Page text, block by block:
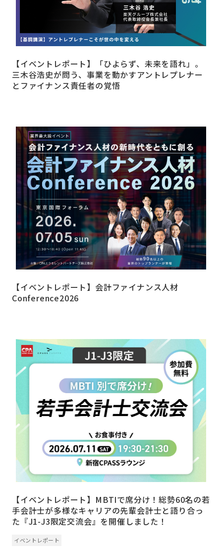
【イベントレポート】「ひよらず、未来を語れ」。
三木谷浩史が問う、事業を動かすアントレプレナー
とファイナンス責任者の覚悟
【イベントレポート】会計ファイナンス人材
Conference2026
【イベントレポート】MBTIで席分け！総勢60名の若
手会計士が多様なキャリアの先輩会計士と語り合っ
た『J1-J3限定交流会』を開催しました！
イベントレポート